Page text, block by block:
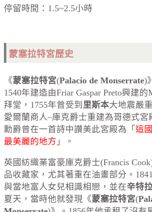
停留時間：1.5~2.5小時
蒙塞拉特宮歷史
《蒙塞拉特宮(Palacio de Monserrate)
1540年建造由Friar Gaspar Preto興建的
拜堂，1755年曾受到 里斯本大地震嚴
愛爾蘭商人–庫克爵士重建為哥德式宮
勳爵曾在一首詩中讚美此宮殿為「 這
最美麗的地方 」。
英國紡織業富豪庫克爵士(Francis
品收藏家，尤其著重在油畫部分。
與當地富人女兒相識相戀，並在辛特
夏天，當時他就發現《蒙塞拉特宮(